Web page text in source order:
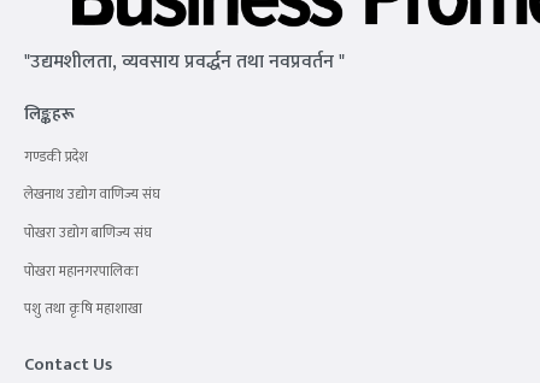
"उद्यमशीलता, व्यवसाय प्रवर्द्धन तथा नवप्रवर्तन "
लिङ्कहरू
गण्डकी प्रदेश
लेखनाथ उद्योग वाणिज्य संघ
पोखरा उद्योग बाणिज्य संघ
पोखरा महानगरपालिका
पशु तथा कृषि महाशाखा
Contact Us